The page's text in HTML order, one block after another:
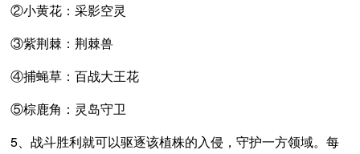
②小黄花：采影空灵
③紫荆棘：荆棘兽
④捕蝇草：百战大王花
⑤棕鹿角：灵岛守卫
5、战斗胜利就可以驱逐该植株的入侵，守护一方领域。每